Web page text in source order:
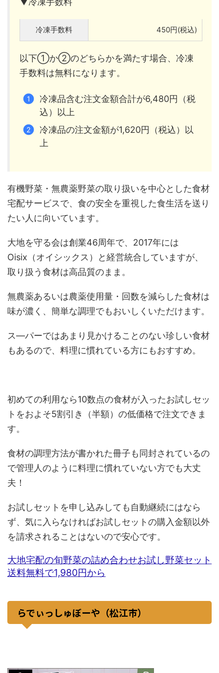
冷凍手数料 450円(税込)
以下①か②のどちらかを満たす場合、冷凍
手数料は無料になります。
冷凍品含む注文金額合計が6,480円（税
込）以上
冷凍品の注文金額が1,620円（税込）以
上
有機野菜・無農薬野菜の取り扱いを中心とした食材
宅配サービスで、食の安全を重視した食生活を送り
たい人に向いています。
大地を守る会は創業46周年で、2017年には
Oisix（オイシックス）と経営統合していますが、
取り扱う食材は高品質のまま。
無農薬あるいは農薬使用量・回数を減らした食材は
味が濃く、簡単な調理でもおいしくいただけます。
ス―パーではあまり見かけることのない珍しい食材
もあるので、料理に慣れている方にもおすすめ。
初めての利用なら10数点の食材が入ったお試しセッ
トをおよそ5割引き（半額）の低価格で注文できま
す。
食材の調理方法が書かれた冊子も同封されているの
で管理人のように料理に慣れていない方でも大丈
夫！
お試しセットを申し込みしても自動継続にはなら
ず、気に入らなければお試しセットの購入金額以外
を請求されることはないので安心です。
大地宅配の旬野菜の詰め合わせお試し野菜セット
送料無料で1,980円から
らでぃっしゅぼーや（松江市）